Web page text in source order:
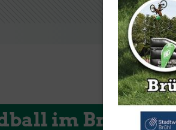
im Brühler